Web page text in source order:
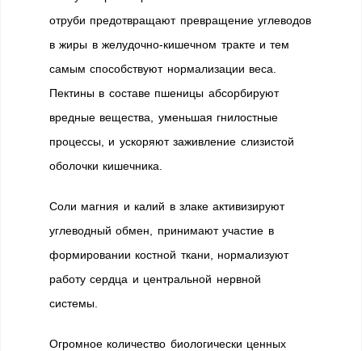
отруби предотвращают превращение углеводов
в жиры в желудочно-кишечном тракте и тем
самым способствуют нормализации веса.
Пектины в составе пшеницы абсорбируют
вредные вещества, уменьшая гнилостные
процессы, и ускоряют заживление слизистой
оболочки кишечника.
Соли магния и калий в злаке активизируют
углеводный обмен, принимают участие в
формировании костной ткани, нормализуют
работу сердца и центральной нервной
системы.
Огромное количество биологически ценных